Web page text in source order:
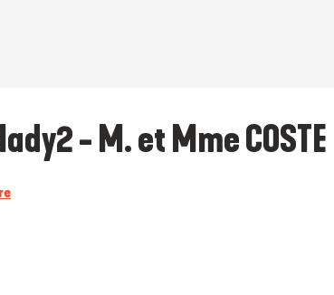
- M. et Mme COSTE